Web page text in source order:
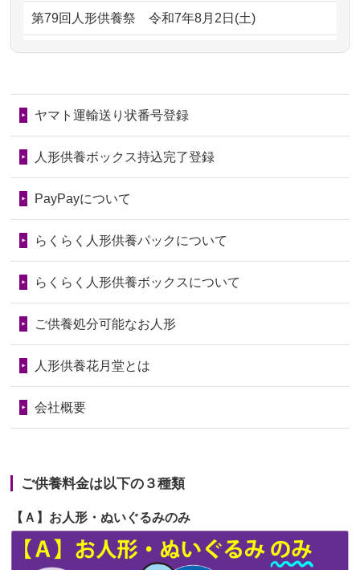
子どもの頃、妹と一緒にお雛様を出し
ました。お...
ので、お願...
2026/06/28以前和人形やぬいぐるみを供養いただ
いたことが...
の回りの物...
2026/06/28人形たちに これまで本当にありがとう
2026/06/24今は亡き両親が孫（私の子供）の初節
句に贈って...
2026/06/23ありがとうね
の祖父母か...
2026/06/20
雛人形をお道具も含め一式で引き取っ
てくださる...
供養が終わったお人形以外はどうして
るのですか？
しょうか？
2024/01/04ガラスケースは外しても良いですか？
第79回人形供養祭令和7年8月2日(土)
第78回人形供養祭令和7年6月20日(金)
第76回人形供養祭令和7年2月28日(金)
第75回人形供養祭令和7年1月17日(金)
第73回人形供養祭令和6年10月17日(木)
第71回人形供養祭令和6年8月1日(木)
第70回人形供養祭令和6年6月21日(金)
第68回人形供養祭令和6年3月22日(金)
第65回人形供養祭令和5年11月09日(木)
第64回人形供養祭令和5年9月21日(木)
第63回人形供養祭 令和5年8月1日(火)
ヤマト運輸送り状番号登録
人形供養ボックス持込完了登録
PayPayについて
らくらく人形供養パックについて
らくらく人形供養ボックスについて
ご供養処分可能なお人形
人形供養花月堂とは
会社概要
ご供養料金は以下の３種類
【Ａ】お人形・ぬいぐるみのみ